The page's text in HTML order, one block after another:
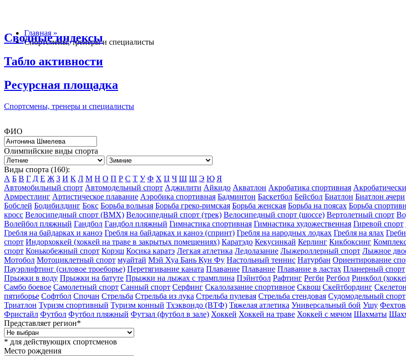
Главная »
Спортсмены, тренеры и специалисты
Сводные индексы
Табло активности
Ресурсная площадка
Спортсмены, тренеры и специалисты
ФИО
Олимпийские виды спорта
Виды спорта (160):
А Б В Г Д Е Ж З И К Л М Н О П Р С Т У Ф Х Ц Ч Ш Щ Э Ю Я
Автомобильный спорт Автомодельный спорт Аджилити Айкидо Акватлон Акробатика спортивная
Армрестлинг Артистическое плавание Аэробика спортивная Бадминтон Баскетбол Бейсбол Биатлон Биатлон ачери
Бобслей Бодибилдинг Бокс Борьба вольная Борьба греко-римская Борьба женская Борьба на поясах Борьба
кросс Велосипедный спорт (BMX) Велосипедный спорт (трек) Велосипедный спорт (шоссе) Вертолетный спорт
Волейбол пляжный Гандбол Гандбол пляжный Гимнастика спортивная Гимнастика художественная Гиревой спорт
Гребля на байдарках и каноэ Гребля на байдарках и каноэ (спринт) Гребля на народных лодках Гребля на ялах
спорт Индорхоккей (хоккей на траве в закрытых помещениях) Каратэдо Кекусинкай Керлинг Кикбоксинг
спорт Конькобежный спорт Корэш Косика каратэ Легкая атлетика Ледолазание Лыжероллерный спорт Лыжное
Мотобол Мотоциклетный спорт муайтай Мэй Хуа Бань Кун Фу Настольный теннис Натурбан Ориентирование
Пауэрлифтинг (силовое троеборье) Перетягивание каната Плавание Плавание Плавание в ластах Планерный спорт
Прыжки в воду Прыжки на батуте Прыжки на лыжах с трамплина Пэйнтбол Рафтинг Регби Регбол Ринкбол
Самбо боевое Самолетный спорт Санный спорт Серфинг Скалолазание спортивное Сквош Скейтбординг Скелетон
пятиборье Софтбол Спочан Стрельба Стрельба из лука Стрельба пулевая Стрельба стендовая Судомодельный спорт
Триатлон Туризм cпортивный Туризм конный Тхэквондо (ВТФ) Тяжелая атлетика Универсальный бой Ушу
Фристайл Футбол Футбол пляжный Футзал (футбол в зале) Хоккей Хоккей на траве Хоккей с мячом Шахматы
Представляет регион*
* для действующих спортсменов
Место рождения